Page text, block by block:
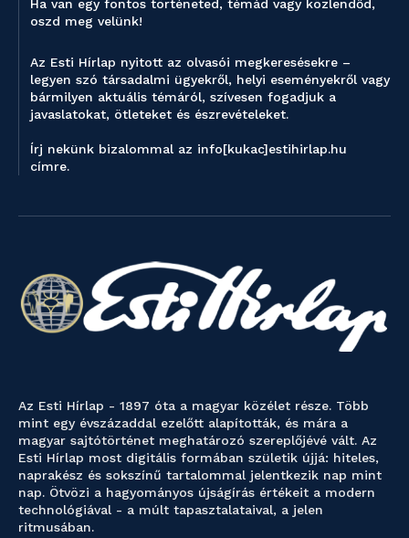
Ha van egy fontos történeted, témád vagy közlendőd,
oszd meg velünk!
Az Esti Hírlap nyitott az olvasói megkeresésekre –
legyen szó társadalmi ügyekről, helyi eseményekről vagy
bármilyen aktuális témáról, szívesen fogadjuk a
javaslatokat, ötleteket és észrevételeket.
Írj nekünk bizalommal az info[kukac]estihirlap.hu
címre.
Az Esti Hírlap - 1897 óta a magyar közélet része. Több
mint egy évszázaddal ezelőtt alapították, és mára a
magyar sajtótörténet meghatározó szereplőjévé vált. Az
Esti Hírlap most digitális formában születik újjá: hiteles,
naprakész és sokszínű tartalommal jelentkezik nap mint
nap. Ötvözi a hagyományos újságírás értékeit a modern
technológiával - a múlt tapasztalataival, a jelen
ritmusában.